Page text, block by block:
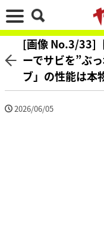
[画像 No.3/33]
ーでサビを”ぶ
ブ」の性能は本
2026/06/05